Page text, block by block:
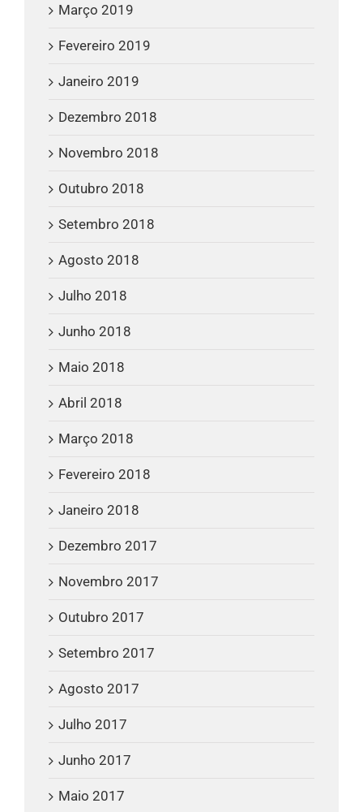
Março 2019
Fevereiro 2019
Janeiro 2019
Dezembro 2018
Novembro 2018
Outubro 2018
Setembro 2018
Agosto 2018
Julho 2018
Junho 2018
Maio 2018
Abril 2018
Março 2018
Fevereiro 2018
Janeiro 2018
Dezembro 2017
Novembro 2017
Outubro 2017
Setembro 2017
Agosto 2017
Julho 2017
Junho 2017
Maio 2017